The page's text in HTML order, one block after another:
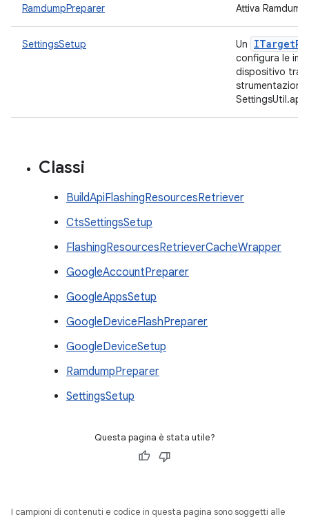
RamdumpPreparer Attiva
SettingsSetup Un ITarget
configura le
dispositivo
Classi
BuildApiFlashingResourcesRetriever
CtsSettingsSetup
FlashingResourcesRetrieverCacheWrapper
GoogleAccountPreparer
GoogleAppsSetup
GoogleDeviceFlashPreparer
GoogleDeviceSetup
RamdumpPreparer
SettingsSetup
Questa pagina è stata utile?
I campioni di contenuti e codice in questa pagina sono soggetti alle